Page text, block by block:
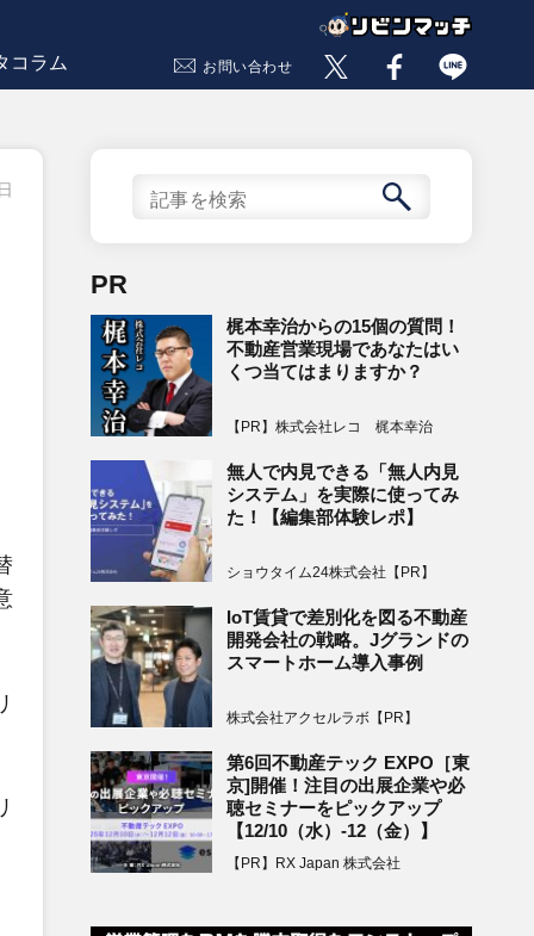
コラム お問い合わせ
PR
梶本幸治からの15個の質問！
不動産営業現場であなたはい
くつ当てはまりますか？
【PR】株式会社レコ 梶本幸治
無人で内見できる「無人内見
システム」を実際に使ってみ
た！【編集部体験レポ】
ショウタイム24株式会社【PR】
IoT賃貸で差別化を図る不動産
開発会社の戦略。Jグランドの
スマートホーム導入事例
株式会社アクセルラボ【PR】
第6回不動産テック EXPO［東
京]開催！注目の出展企業や必
聴セミナーをピックアップ
【12/10（水）-12（金）】
【PR】RX Japan 株式会社